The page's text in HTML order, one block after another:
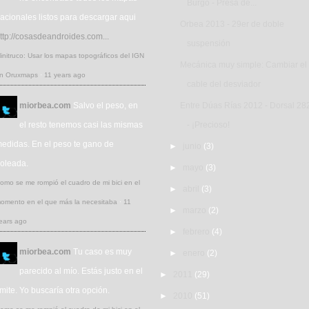
listos para descargar aqui
cosasdeandroides.com...
Usar los mapas topográficos del IGN
Oruxmaps · 11 years ago
miorbea.com Salvo el peso, en
el resto tenemos casi las mismas
En el peso te gano de
se me rompió el cuadro de mi bici en el
en el que más la necesitaba · 11
ago
miorbea.com Tu caso es muy
parecido al mío. Estás justo en el
Yo buscaría otra opción.
► (3)
► (3)
► (3)
► (2)
► (4)
► (2)
► (29)
► (51)